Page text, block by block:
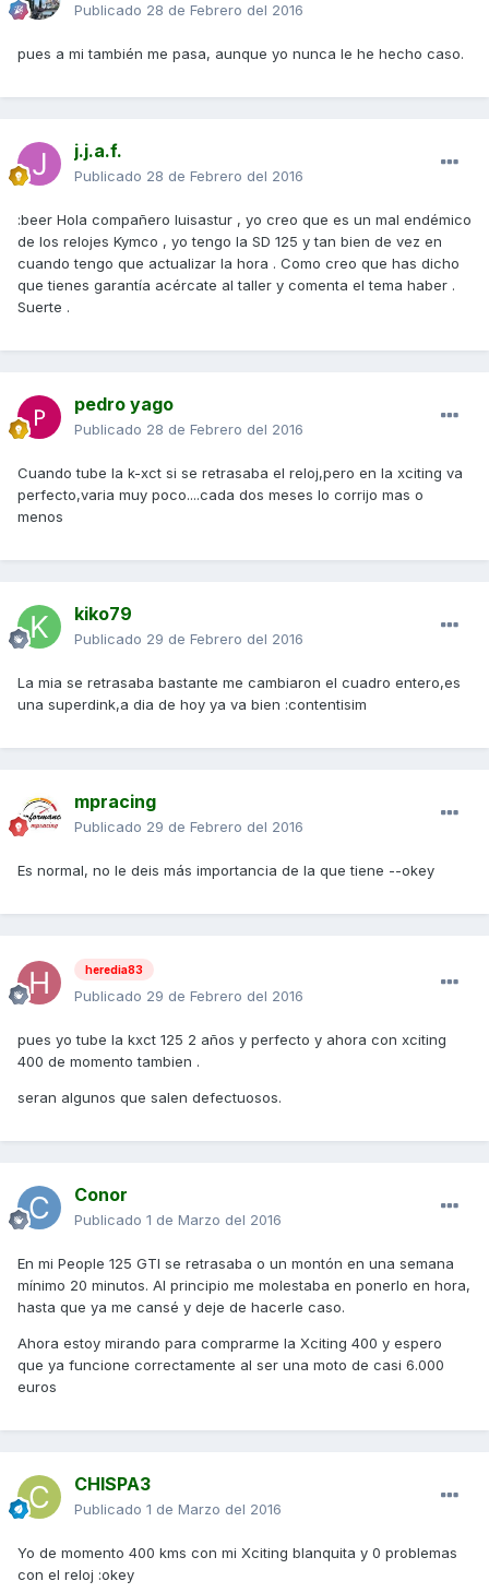
Publicado 28 de Febrero del 2016
pues a mi también me pasa, aunque yo nunca le he hecho caso.
j.j.a.f.
Publicado 28 de Febrero del 2016
:beer Hola compañero luisastur , yo creo que es un mal endémico
de los relojes Kymco , yo tengo la SD 125 y tan bien de vez en
cuando tengo que actualizar la hora . Como creo que has dicho
que tienes garantía acércate al taller y comenta el tema haber .
Suerte .
pedro yago
Publicado 28 de Febrero del 2016
Cuando tube la k-xct si se retrasaba el reloj,pero en la xciting va
perfecto,varia muy poco....cada dos meses lo corrijo mas o
menos
kiko79
Publicado 29 de Febrero del 2016
La mia se retrasaba bastante me cambiaron el cuadro entero,es
una superdink,a dia de hoy ya va bien :contentisim
mpracing
Publicado 29 de Febrero del 2016
Es normal, no le deis más importancia de la que tiene --okey
heredia83
Publicado 29 de Febrero del 2016
pues yo tube la kxct 125 2 años y perfecto y ahora con xciting
400 de momento tambien .
seran algunos que salen defectuosos.
Conor
Publicado 1 de Marzo del 2016
En mi People 125 GTI se retrasaba o un montón en una semana
mínimo 20 minutos. Al principio me molestaba en ponerlo en hora,
hasta que ya me cansé y deje de hacerle caso.
Ahora estoy mirando para comprarme la Xciting 400 y espero
que ya funcione correctamente al ser una moto de casi 6.000
euros
CHISPA3
Publicado 1 de Marzo del 2016
Yo de momento 400 kms con mi Xciting blanquita y 0 problemas
con el reloj :okey